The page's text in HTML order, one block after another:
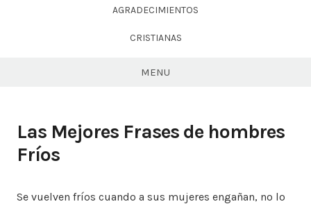
AGRADECIMIENTOS
CRISTIANAS
MENU
Las Mejores Frases de hombres
Fríos
Se vuelven fríos cuando a sus mujeres engañan, no lo